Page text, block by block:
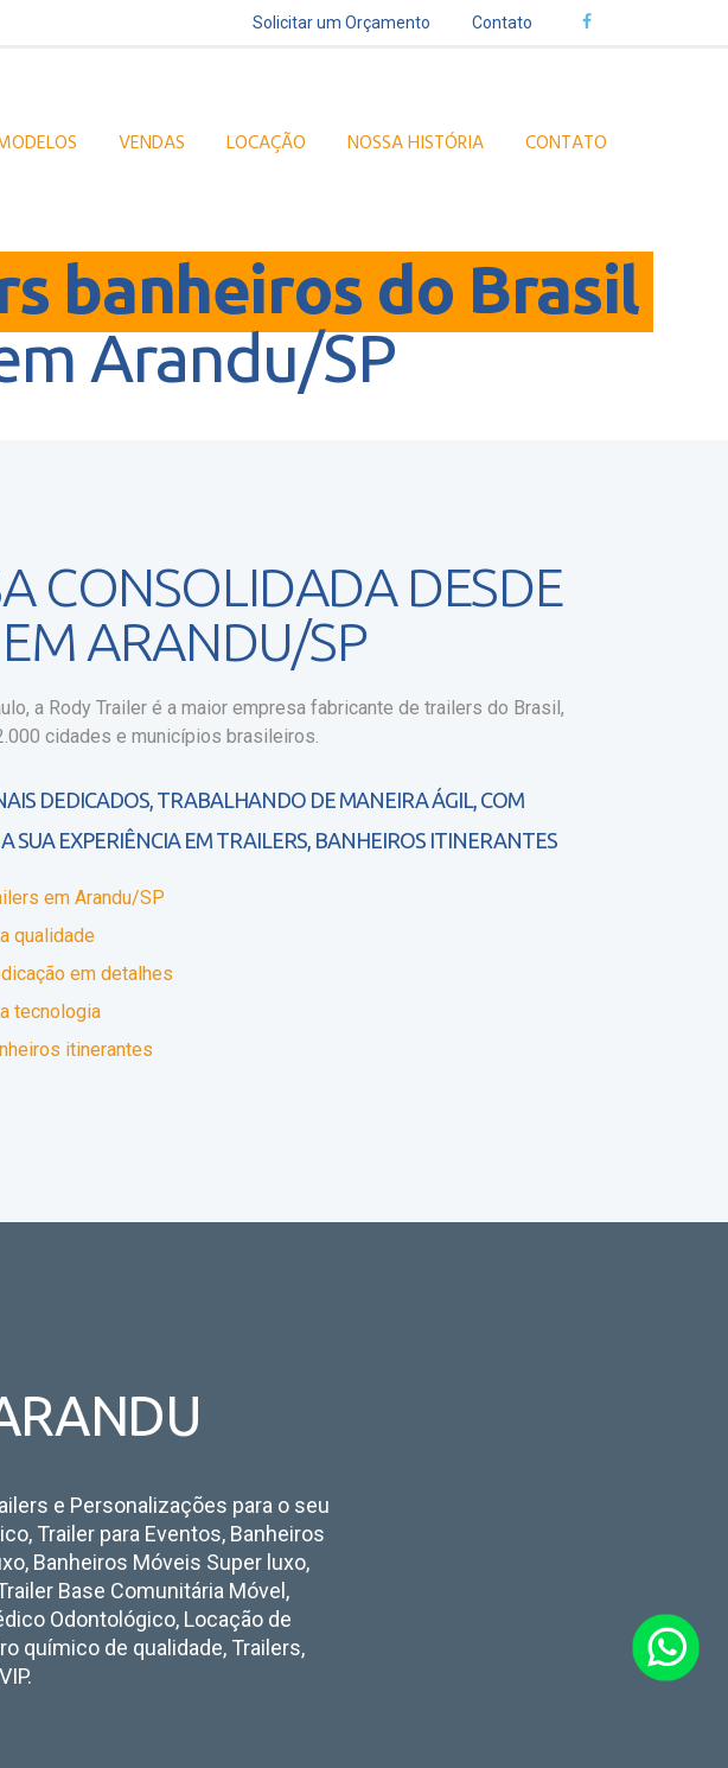
Solicitar um Orçamento Contato
VENDAS LOCAÇÃO NOSSA HISTÓRIA CONTATO
banheiros do Brasil
Arandu/SP
CONSOLIDADA DESDE
ARANDU/SP
a Rody Trailer é a maior empresa fabricante de trailers do Brasil,
cidades e municípios brasileiros.
DEDICADOS, TRABALHANDO DE MANEIRA ÁGIL, COM
EXPERIÊNCIA EM TRAILERS, BANHEIROS ITINERANTES
em Arandu/SP
qualidade
em detalhes
tecnologia
itinerantes
e Personalizações para o seu
Trailer para Eventos, Banheiros
Banheiros Móveis Super luxo,
Base Comunitária Móvel,
Odontológico, Locação de
químico de qualidade, Trailers,